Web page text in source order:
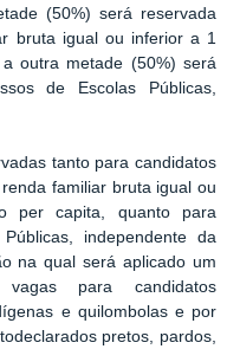
(50%) será reservada
bruta igual ou inferior a 1
outra metade (50%) será
de Escolas Públicas,
tanto para candidatos
familiar bruta igual ou
per capita, quanto para
independente da
na qual será aplicado um
para candidatos
e quilombolas e por
pretos, pardos,